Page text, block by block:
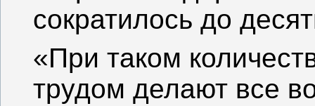
сократилось до
«При таком
трудом делают все